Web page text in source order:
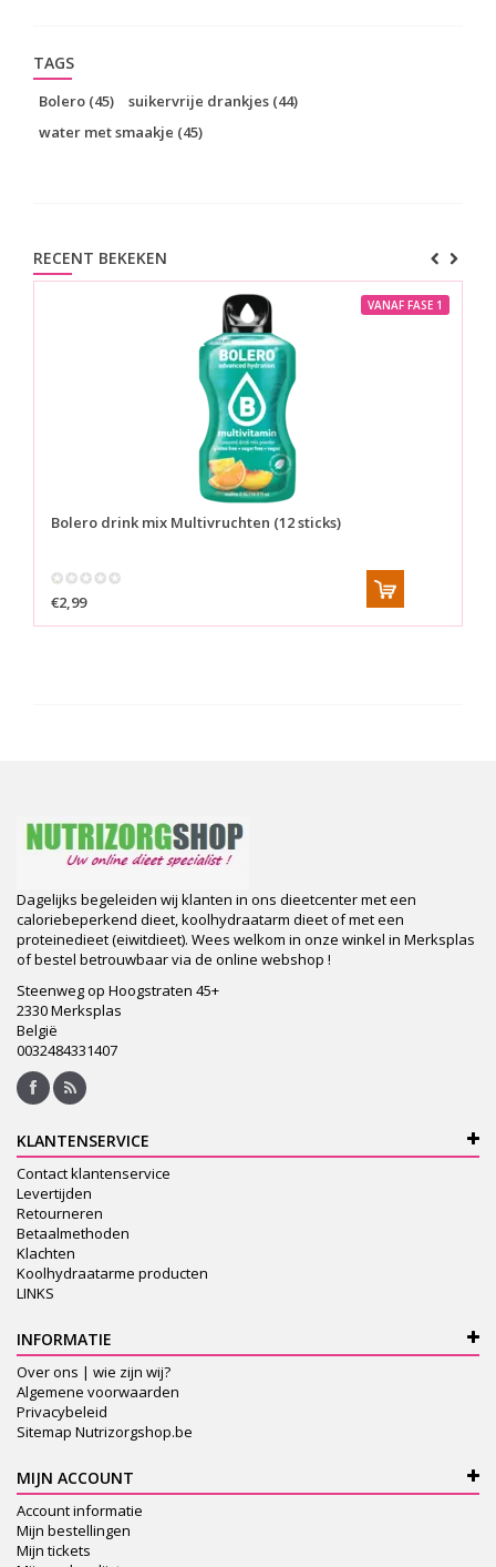
TAGS
Bolero (45) suikervrije drankjes (44)
water met smaakje (45)
RECENT BEKEKEN
VANAF FASE 1
Bolero drink mix Multivruchten (12 sticks)
€2,99
Dagelijks begeleiden wij klanten in ons dieetcenter met een
caloriebeperkend dieet, koolhydraatarm dieet of met een
proteinedieet (eiwitdieet). Wees welkom in onze winkel in Merksplas
of bestel betrouwbaar via de online webshop !
Steenweg op Hoogstraten 45+
2330 Merksplas
België
0032484331407
KLANTENSERVICE
Contact klantenservice
Levertijden
Retourneren
Betaalmethoden
Klachten
Koolhydraatarme producten
LINKS
INFORMATIE
Over ons | wie zijn wij?
Algemene voorwaarden
Privacybeleid
Sitemap Nutrizorgshop.be
MIJN ACCOUNT
Account informatie
Mijn bestellingen
Mijn tickets